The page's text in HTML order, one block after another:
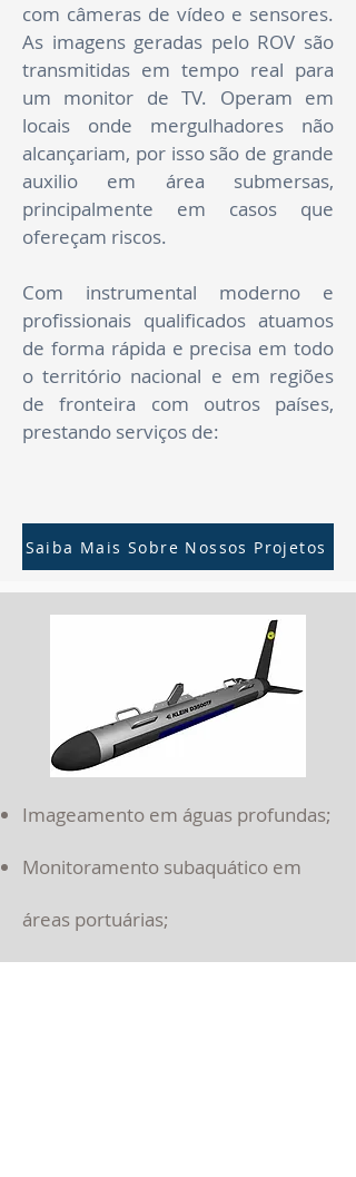
com câmeras de vídeo e sensores.
As imagens geradas pelo ROV são
transmitidas em tempo real para
um monitor de TV. Operam em
locais onde mergulhadores não
alcançariam, por isso são de grande
auxilio em área submersas,
principalmente em casos que
ofereçam riscos.
Com instrumental moderno e
profissionais qualificados atuamos
de forma rápida e precisa em todo
o território nacional e em regiões
de fronteira com outros países,
prestando serviços de:​
Saiba Mais Sobre Nossos Projetos
Imageamento em águas profundas;
Monitoramento subaquático em
áreas portuárias;